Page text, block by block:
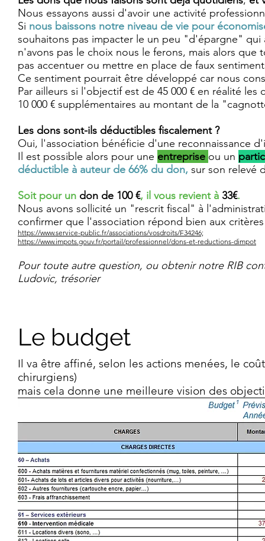
Nous essayons aussi d'avoir une activité
Si nous baissons notre niveau de vie pour
souhaitons pas impacter le un peu "d'épargne" qui
n'avons pas le choix nous le ferons, mais alors
pas accentuer ou mettre en place de faux
Ce sentiment pourrait être développé car nous
Par ailleurs si l'objectif est de 45 000 € en réalité
10 000 € supplémentaires au montant de la
Les dons sont-ils déductibles fiscalement ?
Oui, l'association bénéficie d'une reconnaissance
Il est possible alors pour une entreprise ou un
déductible à auteur de 66% du don, sur son relevé
Soit pour un don de 100 €, il vous revient à 33€.
Nous avons sollicité un "rescrit fiscal" à
confirmer que l'association répond bien aux
https://www.service-public.fr/associations/vosdroits/F34246;
https://www.impots.gouv.fr/portail/professionnel/dons-et-reductions-dimpot
Pour toute autre question, ou obtenir notre RIB
Ludovic, trésorier
Le budget
Il va être affiné, selon les actions menées, le
chirurgiens)
mais cela donne une meilleure vision des